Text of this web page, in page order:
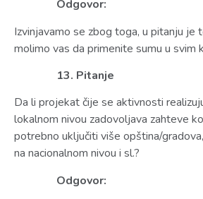
Odgovor:
Izvinjavamo se zbog toga, u pitanju je
molimo vas da primenite sumu u svim
13. Pitanje
Da li projekat čije se aktivnosti
lokalnom nivou zadovoljava zahteve
potrebno uključiti više opština/
na nacionalnom nivou i sl.?
Odgovor: